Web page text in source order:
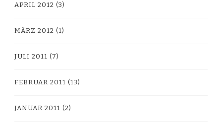
APRIL 2012 (3)
MÄRZ 2012 (1)
JULI 2011 (7)
FEBRUAR 2011 (13)
JANUAR 2011 (2)